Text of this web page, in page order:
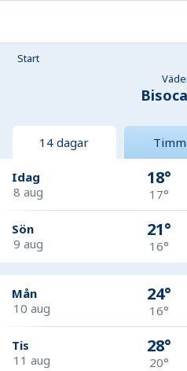
Start
Bisoca
14 dagar
Idag
8 aug
18°
17°
Sön
9 aug
21°
16°
Mån
10 aug
24°
16°
Tis
11 aug
28°
20°